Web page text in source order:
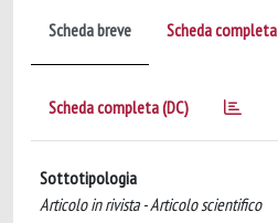
Scheda breve Scheda completa
Scheda completa (DC)
Sottotipologia
Articolo in rivista - Articolo scientifico